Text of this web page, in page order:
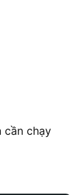
cần chạy